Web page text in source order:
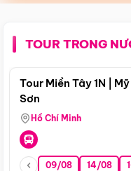
TOUR TRONG
Tour Miền Tây 1N |
Sơn
Hồ Chí Minh
09/08 14/08